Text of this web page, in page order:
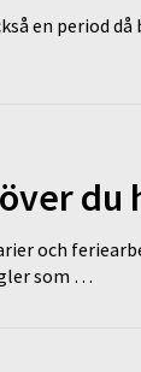
en period då
du
och
som …